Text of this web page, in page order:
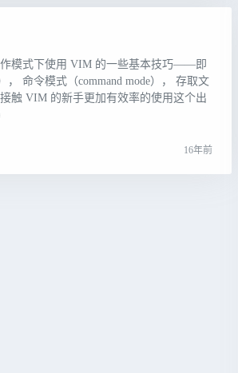
模式下使用 VIM 的一些基本技巧——即
， 命令模式（command mode）， 存取文
触 VIM 的新手更加有效率的使用这个出
16年前